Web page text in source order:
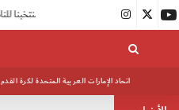
اتحاد الإمارات العربية المتحدة لكرة القدم